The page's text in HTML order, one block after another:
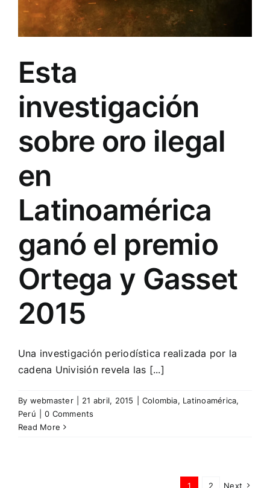
Esta
investigación
sobre oro ilegal
en
Latinoamérica
ganó el premio
Ortega y Gasset
2015
Una investigación periodística realizada por la
cadena Univisión revela las [...]
By webmaster 21 abril, 2015 Colombia, Latinoamérica,
Perú
0 Comments
Read More
1 2 Next